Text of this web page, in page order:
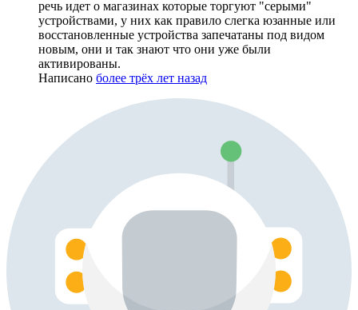
речь идет о магазинах которые торгуют "серыми"
устройствами, у них как правило слегка юзанные или
восстановленные устройства запечатаны под видом
новым, они и так знают что они уже были
активированы.
Написано более трёх лет назад